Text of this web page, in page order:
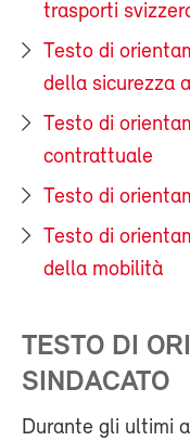
trasporti
Testo di
della sicurezza
Testo di
contrattuale
Testo di
Testo di
della mobilità
TESTO DI
SINDACATO
Durante gli ultimi